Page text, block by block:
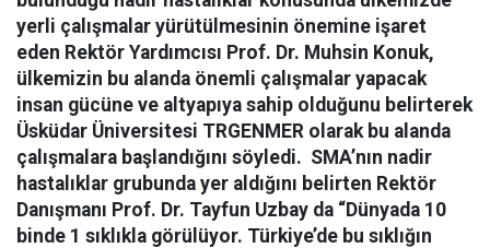
yerli çalışmalar yürütülmesinin önemine işaret
eden Rektör Yardımcısı Prof. Dr. Muhsin Konuk,
ülkemizin bu alanda önemli çalışmalar yapacak
insan gücüne ve altyapıya sahip olduğunu belirterek
Üsküdar Üniversitesi TRGENMER olarak bu alanda
çalışmalara başlandığını söyledi. SMA’nın nadir
hastalıklar grubunda yer aldığını belirten Rektör
Danışmanı Prof. Dr. Tayfun Uzbay da “Dünyada 10
binde 1 sıklıkla görülüyor. Türkiye’de bu sıklığın